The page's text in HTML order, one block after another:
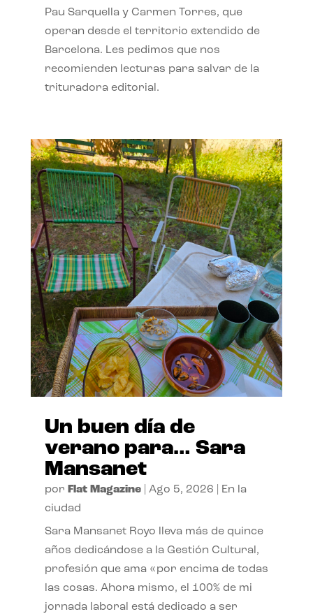
Pau Sarquella y Carmen Torres, que
operan desde el territorio extendido de
Barcelona. Les pedimos que nos
recomienden lecturas para salvar de la
trituradora editorial.
Un buen día de
verano para… Sara
Mansanet
por Flat Magazine| Ago 5, 2026
En la
ciudad
Sara Mansanet Royo lleva más de quince
años dedicándose a la Gestión Cultural,
profesión que ama «por encima de todas
las cosas. Ahora mismo, el 100% de mi
jornada laboral está dedicado a ser